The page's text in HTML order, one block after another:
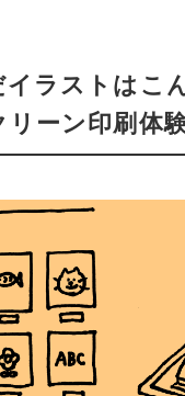
ラストはこ
リーン印刷体